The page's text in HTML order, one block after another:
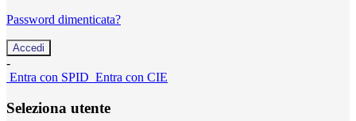
Password dimenticata?
-
Entra con SPID Entra con CIE
Seleziona utente